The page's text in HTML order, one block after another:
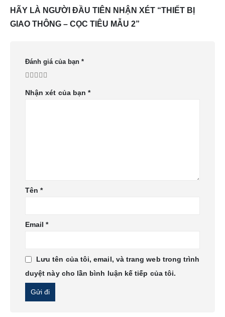
HÃY LÀ NGƯỜI ĐẦU TIÊN NHẬN XÉT “THIẾT BỊ
GIAO THÔNG – CỌC TIÊU MẪU 2”
Đánh giá của bạn *
Nhận xét của bạn*
Tên*
Email*
Lưu tên của tôi, email, và trang web trong trình
duyệt này cho lần bình luận kế tiếp của tôi.